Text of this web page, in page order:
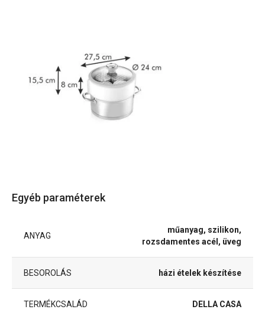
Egyéb paraméterek
ANYAG
műanyag, szilikon,
rozsdamentes acél, üveg
BESOROLÁS házi ételek készítése
TERMÉKCSALÁD DELLA CASA